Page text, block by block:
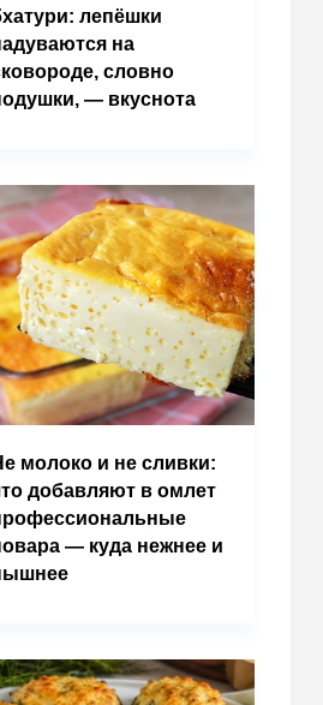
лепёшки
на
словно
— вкуснота
молоко и не сливки:
добавляют в омлет
— куда нежнее и